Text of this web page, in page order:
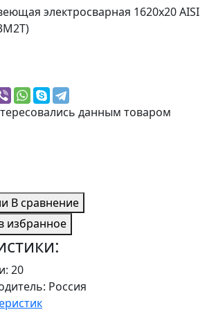
данным товаром
В сравнение
избранное
20
Россия